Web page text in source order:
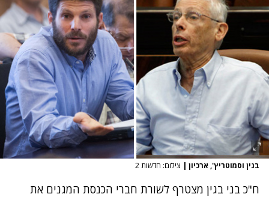
בגין וסמוטריץ', ארכיון | צילום: חדשות 2
ח"כ בני בגין מצטרף לשורת חברי הכנסת המגנים את